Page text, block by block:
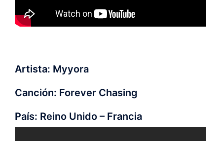
Artista: Myyora
Canción: Forever Chasing
País: Reino Unido – Francia